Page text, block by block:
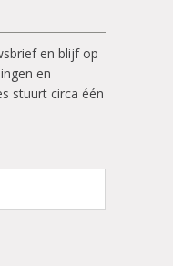
en blijf op
en
stuurt circa één